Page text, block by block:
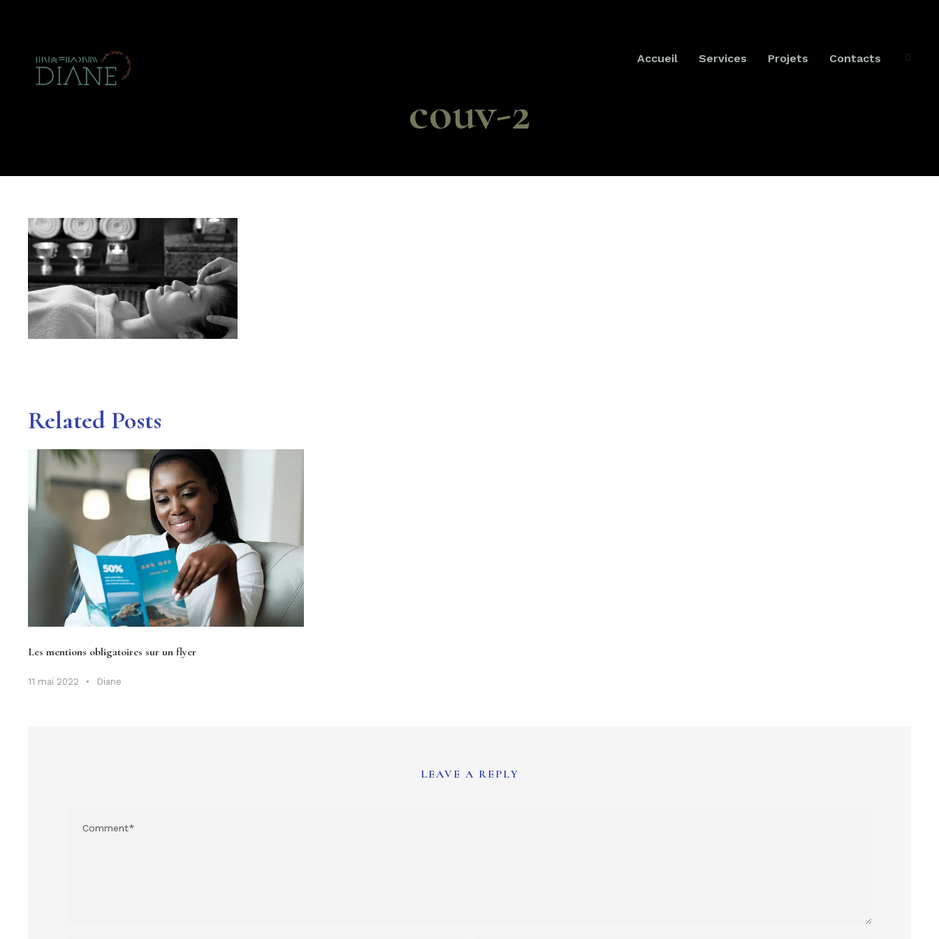
Accueil Services Projets Contacts
couv-2
Related Posts
Les mentions obligatoires sur un flyer
11 mai 2022 • Diane
LEAVE A REPLY